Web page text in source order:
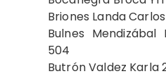
Briones Landa
Bulnes
504
Butrón Valdez Karla